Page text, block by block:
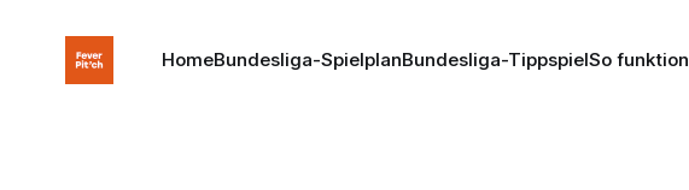
HomeBundesliga-SpielplanBundesliga-TippspielSo